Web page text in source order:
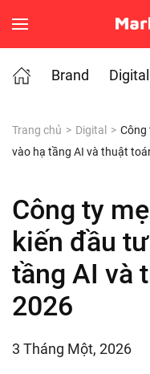
Skip to main
Brand
Digital
Trang chủ Digital
Công
vào hạ tầng AI và thuật
Công ty
kiến đầu
tầng AI và
2026
3 Tháng Một, 2026